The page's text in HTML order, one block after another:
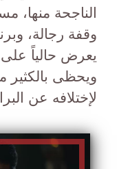
الناجحة
وقفة رجالة،
ويحظى بالكثير
لإختلافه عن